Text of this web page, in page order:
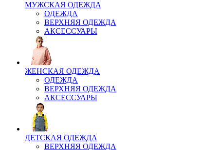
МУЖСКАЯ ОДЕЖДА
ОДЕЖДА
ВЕРХНЯЯ ОДЕЖДА
АКСЕССУАРЫ
ЖЕНСКАЯ ОДЕЖДА
ОДЕЖДА
ВЕРХНЯЯ ОДЕЖДА
АКСЕССУАРЫ
ДЕТСКАЯ ОДЕЖДА
ВЕРХНЯЯ ОДЕЖДА